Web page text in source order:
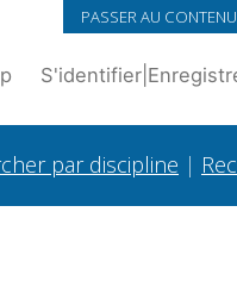
PASSER AU
S'identifier
par discipline |